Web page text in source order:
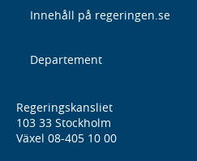
Innehåll på regeringen.se
Departement
Regeringskansliet
103 33 Stockholm
Växel 08-405 10 00